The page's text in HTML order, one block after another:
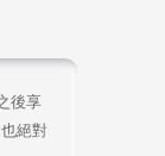
後享
絕對